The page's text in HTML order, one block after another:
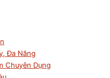
Đa Năng
Chuyên Dụng